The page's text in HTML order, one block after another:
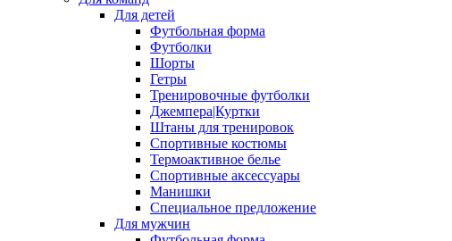
Для детей
Футбольная форма
Футболки
Шорты
Гетры
Тренировочные футболки
Джемпера|Куртки
Штаны для тренировок
Спортивные костюмы
Термоактивное белье
Спортивные аксессуары
Манишки
Специальное предложение
Для мужчин